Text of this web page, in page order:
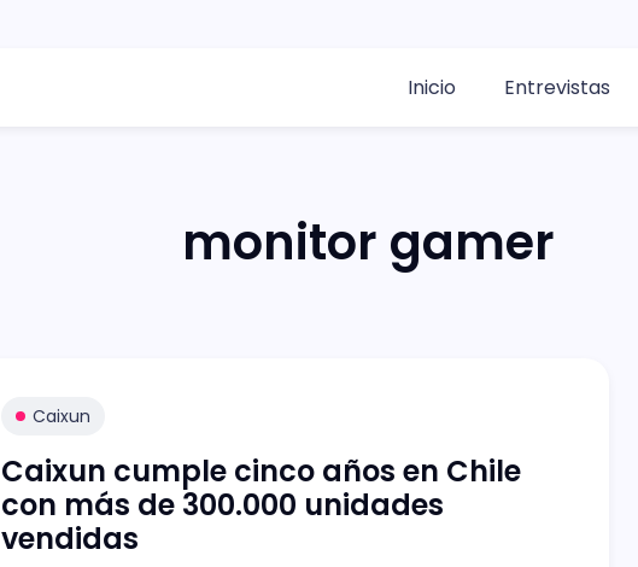
Inicio Entrevistas
monitor gamer
Caixun
Caixun cumple cinco años en Chile
con más de 300.000 unidades
vendidas